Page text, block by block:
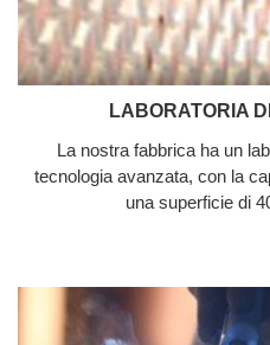
LABORATORIA
La nostra fabbrica ha un
tecnologia avanzata, con la
una superficie di